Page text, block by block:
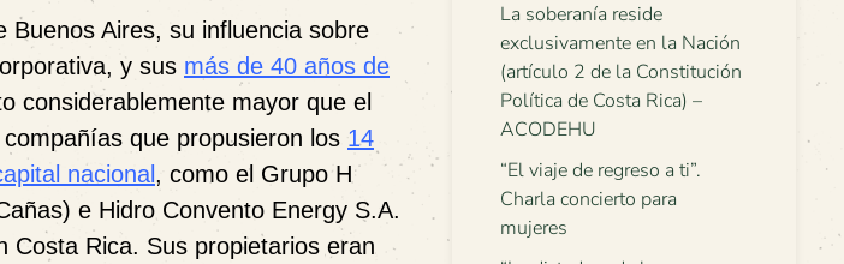
Aires, su influencia sobre
y sus más de 40 años de
considerablemente mayor que el
que propusieron los 14
nacional , como el Grupo H
e Hidro Convento Energy S.A.
Costa Rica. Sus propietarios eran
La soberanía reside
exclusivamente en la Nación
(artículo 2 de la Constitución
Política de Costa Rica) –
ACODEHU
“El viaje de regreso a ti”.
Charla concierto para
mujeres